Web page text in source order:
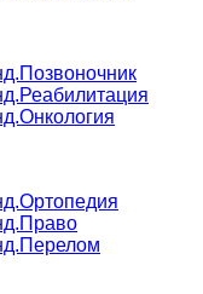
Позвоночник
Реабилитация
Онкология
Ортопедия
Право
Перелом